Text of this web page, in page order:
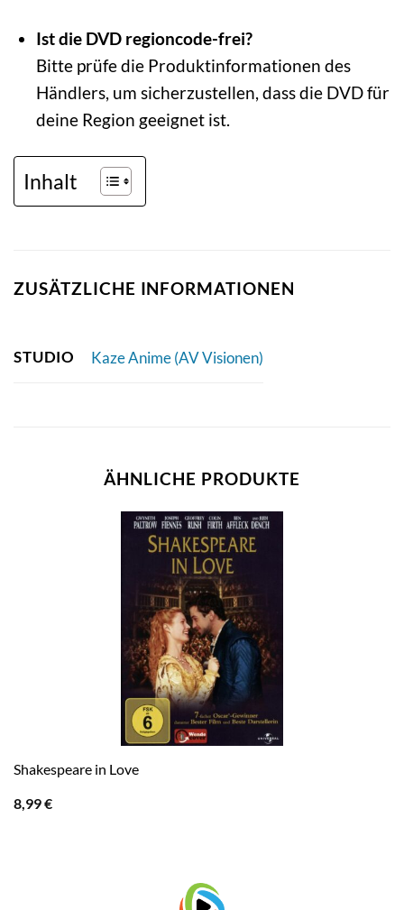
Ist die DVD regioncode-frei?
Bitte prüfe die Produktinformationen des
Händlers, um sicherzustellen, dass die DVD für
deine Region geeignet ist.
Inhalt
ZUSÄTZLICHE INFORMATIONEN
STUDIO Kaze Anime (AV Visionen)
ÄHNLICHE PRODUKTE
Shakespeare in Love
8,99€